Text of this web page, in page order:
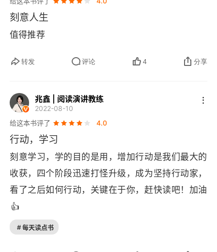
次步就相当于和复杂系统做一次交互。但是我们的
经验都知道，跑一次步是不太可能瘦下来的；同样
可以实现的。那么这里就涉及一个复杂系统的演进
间，在这段很长的时间里，强即时反馈几乎是无效
的，那有效的是什么？四个字 —— 持续行动。我
们国家经济发展几十年，最终出现了北方冬天的大
雾霾，这不是一年搞出来的，而是持续搞的结果。
同样，现在要治理雾霾，也不是一年就能搞定的。
一旦复杂系统偏航了，那么花了多长时间影响它，
差不多也要花同样多，甚至成倍的精力和时间才有
望调整回来。所以复杂系统就像一个体积无比庞大
的大象，我们自身所处的维度是无法像一个开关一
刻意人生
值得推荐
转发 评论 4 分享
兆鑫 | 阅读演讲教练
2022-08-10
给这本书评了
4.0
行动，学习
刻意学习，学的目的是用，增加行动是我们最大的
收获，四个阶段迅速打怪升级，成为坚持行动家，
看了之后如何行动，关键在于你，赶快读吧！加油
👍
# 每天读点书